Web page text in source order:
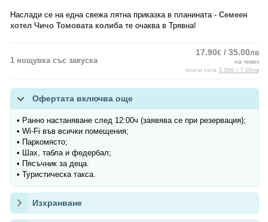
Наслади се на една свежа лятна приказка в планината - Семеен
хотел Чичо Томовата колиба те очаква в Трявна!
1 нощувка със закуска
17.90€ / 35.00лв
на човек
плати сега 3.58€ / 7.00лв
Офертата включва още
• Ранно настаняване след 12:00ч (заявява се при резервация);
• Wi-Fi във всички помещения;
• Паркомясто;
• Шах, табла и федербал;
• Пясъчник за деца.
• Туристическа такса.
Изхранване